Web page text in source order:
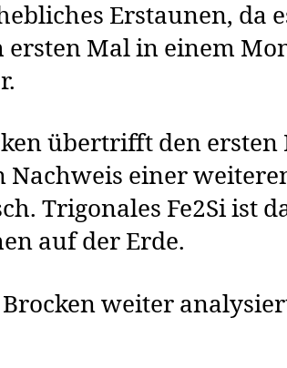
Erstaunen, da
ersten Mal in einem
übertrifft den ersten
Nachweis einer
Trigonales Fe2Si ist
auf der Erde.
weiter